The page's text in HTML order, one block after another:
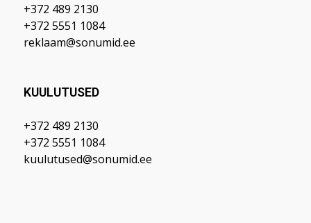
+372 489 2130
+372 5551 1084
reklaam@sonumid.ee
KUULUTUSED
+372 489 2130
+372 5551 1084
kuulutused@sonumid.ee